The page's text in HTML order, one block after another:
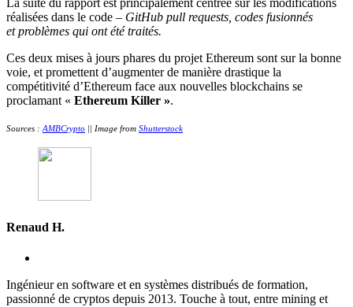
réalisées dans le code – GitHub pull requests, codes fusionnés
et problèmes qui ont été traités.
Ces deux mises à jours phares du projet Ethereum sont sur la bonne
voie, et promettent d’augmenter de manière drastique la
compétitivité d’Ethereum face aux nouvelles blockchains se
proclamant « Ethereum Killer ».
Sources : AMBCrypto || Image from Shutterstock
Renaud H.
Ingénieur en software et en systèmes distribués de formation,
passionné de cryptos depuis 2013. Touche à tout, entre mining et